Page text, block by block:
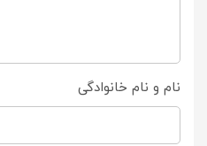
نام و نام خانوادگی